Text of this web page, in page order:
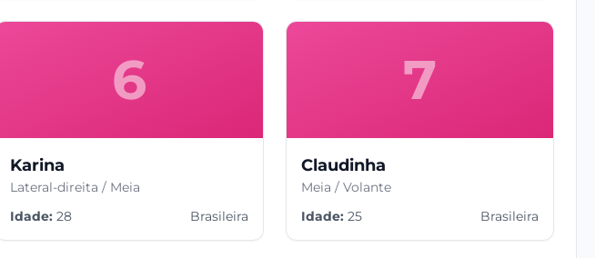
6
Karina
Lateral-direita / Meia
Idade: 28 Brasileira
7
Claudinha
Meia / Volante
Idade:25 Brasileira